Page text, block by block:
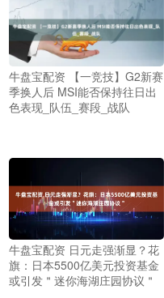
牛盘宝配资 【一竞技】G2新赛
季换人后 MSI能否保持往日出
色表现_队伍_赛段_战队
牛盘宝配资 日元走强渐显？花
旗：日本5500亿美元投资基金
或引发＂迷你海湖庄园协议＂